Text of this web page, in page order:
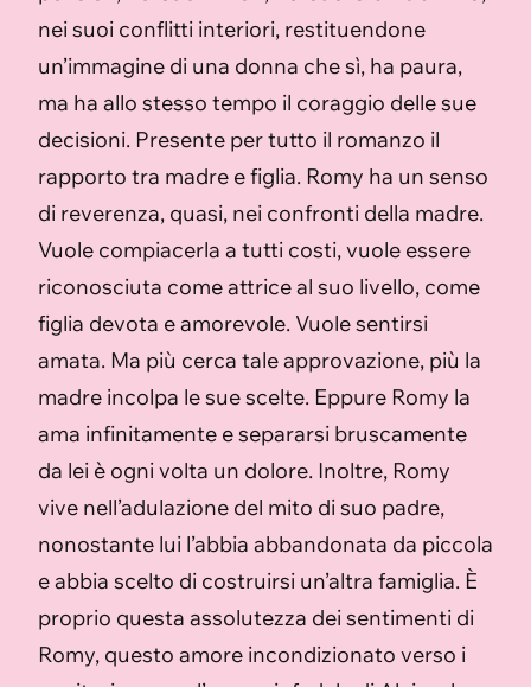
nei suoi conflitti interiori, restituendone
un’immagine di una donna che sì, ha paura,
ma ha allo stesso tempo il coraggio delle sue
decisioni. Presente per tutto il romanzo il
rapporto tra madre e figlia. Romy ha un senso
di reverenza, quasi, nei confronti della madre.
Vuole compiacerla a tutti costi, vuole essere
riconosciuta come attrice al suo livello, come
figlia devota e amorevole. Vuole sentirsi
amata. Ma più cerca tale approvazione, più la
madre incolpa le sue scelte. Eppure Romy la
ama infinitamente e separarsi bruscamente
da lei è ogni volta un dolore. Inoltre, Romy
vive nell’adulazione del mito di suo padre,
nonostante lui l’abbia abbandonata da piccola
e abbia scelto di costruirsi un’altra famiglia. È
proprio questa assolutezza dei sentimenti di
Romy, questo amore incondizionato verso i